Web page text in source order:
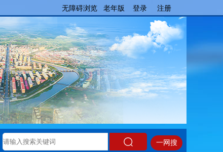
无障碍浏览 老年版 登录 注册
一网搜